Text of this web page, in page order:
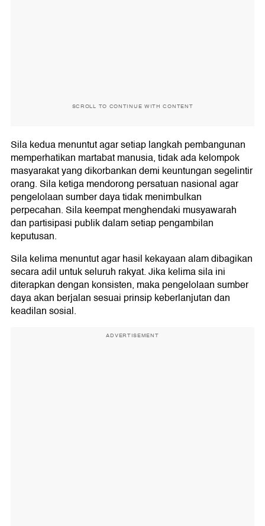
SCROLL TO CONTINUE WITH CONTENT
Sila kedua menuntut agar setiap langkah pembangunan
memperhatikan martabat manusia, tidak ada kelompok
masyarakat yang dikorbankan demi keuntungan segelintir
orang. Sila ketiga mendorong persatuan nasional agar
pengelolaan sumber daya tidak menimbulkan
perpecahan. Sila keempat menghendaki musyawarah
dan partisipasi publik dalam setiap pengambilan
keputusan.
Sila kelima menuntut agar hasil kekayaan alam dibagikan
secara adil untuk seluruh rakyat. Jika kelima sila ini
diterapkan dengan konsisten, maka pengelolaan sumber
daya akan berjalan sesuai prinsip keberlanjutan dan
keadilan sosial.
ADVERTISEMENT